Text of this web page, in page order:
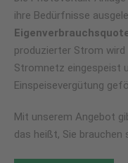
ihre Bedürfnisse
produzierter Strom
Stromnetz eingespeist
Einspeisevergütung
Mit unserem Angebot
das heißt, Sie